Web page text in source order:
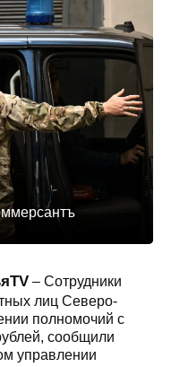
– Сотрудники
лиц Северо-
полномочий с
сообщили
управлении